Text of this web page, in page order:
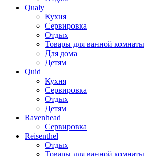
Qualy
Кухня
Сервировка
Отдых
Товары для ванной комнаты
Для дома
Детям
Quid
Кухня
Сервировка
Отдых
Детям
Ravenhead
Сервировка
Reisenthel
Отдых